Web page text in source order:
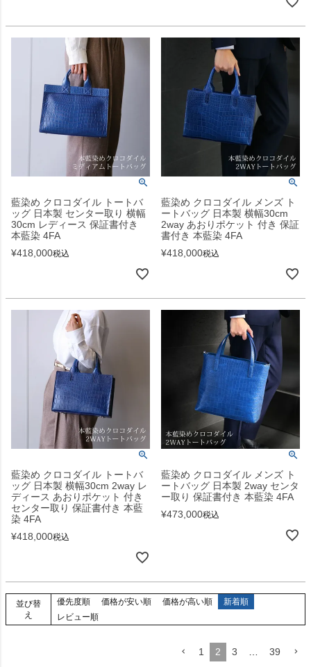
藍染め クロコダイル トートバ
ッグ 日本製 センター取り 横幅
30cm レディース 保証書付き
本藍染 4FA
¥418,000税込
藍染め クロコダイル メンズ ト
ートバッグ 日本製 横幅30cm
2way あおりポケット 付き 保証
書付き 本藍染 4FA
¥418,000税込
藍染め クロコダイル トートバ
ッグ 日本製 横幅30cm 2way レ
ディース あおりポケット 付き
センター取り 保証書付き 本藍
染 4FA
¥418,000税込
藍染め クロコダイル メンズ ト
ートバッグ 日本製 2way センタ
ー取り 保証書付き 本藍染 4FA
¥473,000税込
並び替
え
優先度順 価格が安い順 価格が高い順
新着順
レビュー順
1 2 3 39